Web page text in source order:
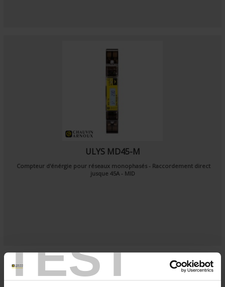
TEST
ULYS MD45-M
Compteur d'énérgie pour réseaux monophasés - Raccordement direct
jusque 45A - MID